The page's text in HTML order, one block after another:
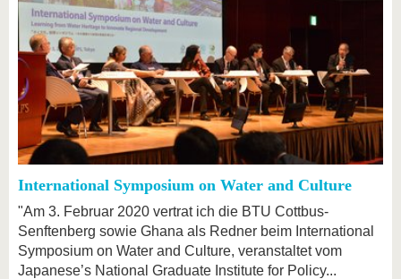
International Symposium on Water and Culture
"Am 3. Februar 2020 vertrat ich die BTU Cottbus-
Senftenberg sowie Ghana als Redner beim International
Symposium on Water and Culture, veranstaltet vom
Japanese’s National Graduate Institute for Policy...